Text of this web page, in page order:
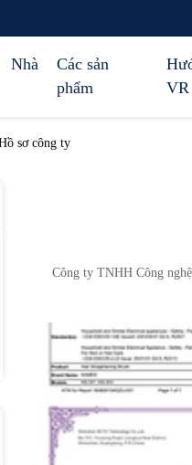
Nhà
Các sản
phẩm
VR
sơ công ty
Công ty TNHH Công